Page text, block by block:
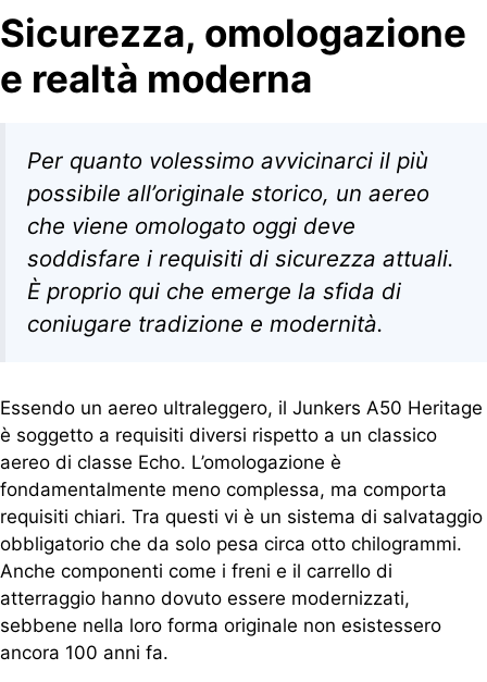
Sicurezza, omologazione
e realtà moderna
Per quanto volessimo avvicinarci il più
possibile all’originale storico, un aereo
che viene omologato oggi deve
soddisfare i requisiti di sicurezza attuali.
È proprio qui che emerge la sfida di
coniugare tradizione e modernità.
Essendo un aereo ultraleggero, il Junkers A50 Heritage
è soggetto a requisiti diversi rispetto a un classico
aereo di classe Echo. L’omologazione è
fondamentalmente meno complessa, ma comporta
requisiti chiari. Tra questi vi è un sistema di salvataggio
obbligatorio che da solo pesa circa otto chilogrammi.
Anche componenti come i freni e il carrello di
atterraggio hanno dovuto essere modernizzati,
sebbene nella loro forma originale non esistessero
ancora 100 anni fa.